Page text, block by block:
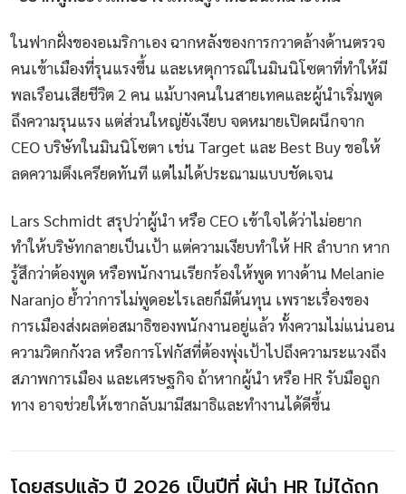
ในฟากฝั่งของอเมริกาเอง ฉากหลังของการกวาดล้างด้านตรวจ
คนเข้าเมืองที่รุนแรงขึ้น และเหตุการณ์ในมินนิโซตาที่ทำให้มี
พลเรือนเสียชีวิต 2 คน แม้บางคนในสายเทคและผู้นำเริ่มพูด
ถึงความรุนแรง แต่ส่วนใหญ่ยังเงียบ จดหมายเปิดผนึกจาก
CEO บริษัทในมินนิโซตา เช่น Target และ Best Buy ขอให้
ลดความตึงเครียดทันที แต่ไม่ได้ประณามแบบชัดเจน
Lars Schmidt สรุปว่าผู้นำ หรือ CEO เข้าใจได้ว่าไม่อยาก
ทำให้บริษัทกลายเป็นเป้า แต่ความเงียบทำให้ HR ลำบาก หาก
รู้สึกว่าต้องพูด หรือพนักงานเรียกร้องให้พูด ทางด้าน Melanie
Naranjo ย้ำว่าการไม่พูดอะไรเลยก็มีต้นทุน เพราะเรื่องของ
การเมืองส่งผลต่อสมาธิของพนักงานอยู่แล้ว ทั้งความไม่แน่นอน
ความวิตกกังวล หรือการโฟกัสที่ต้องพุ่งเป้าไปถึงความระแวงถึง
สภาพการเมือง และเศรษฐกิจ ถ้าหากผู้นำ หรือ HR รับมือถูก
ทาง อาจช่วยให้เขากลับมามีสมาธิและทำงานได้ดีขึ้น
โดยสรุปแล้ว ปี 2026 เป็นปีที่ ผู้นำ HR ไม่ได้ถูก